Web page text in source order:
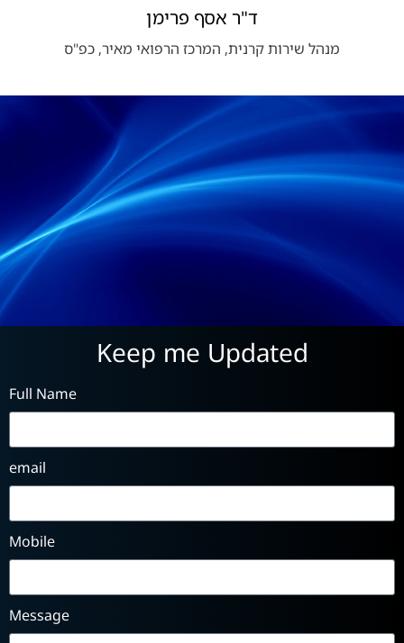
ד"ר אסף פרימן
מנהל שירות קרנית, המרכז הרפואי מאיר, כפ"ס
Keep me Updated
Full Name
email
Mobile
Message